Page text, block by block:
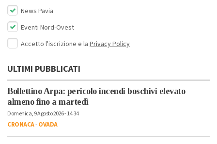
News Pavia
Eventi Nord-Ovest
Accetto l'iscrizione e la Privacy Policy
ULTIMI PUBBLICATI
Bollettino Arpa: pericolo incendi boschivi elevato
almeno fino a martedì
Domenica, 9 Agosto 2026 - 14:34
CRONACA-OVADA